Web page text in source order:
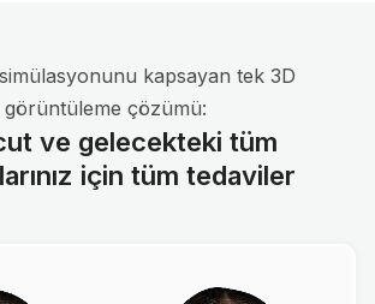
kapsayan tek 3D
görüntüleme çözümü:
ve gelecekteki tüm
için tüm tedaviler